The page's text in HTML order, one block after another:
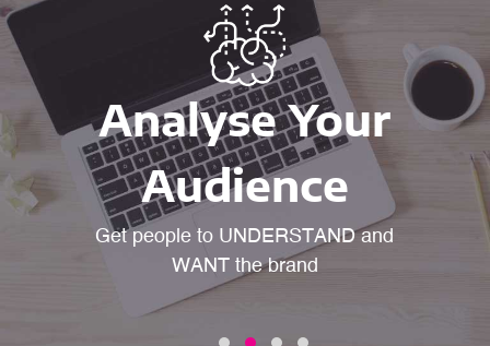
Analyse Your
Audience
Get people to UNDERSTAND and
WANT the brand